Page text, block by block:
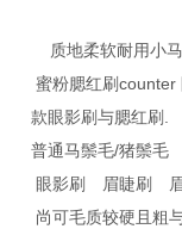
质地柔软耐用小
蜜粉腮红刷counter
款眼影刷与腮红刷.
普通马鬃毛/猪鬃毛
眼影刷 眉睫刷
尚可毛质较硬且粗